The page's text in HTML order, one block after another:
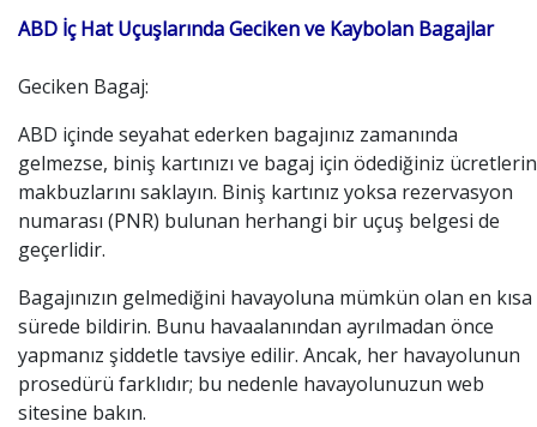
ABD İç Hat Uçuşlarında Geciken ve Kaybolan Bagajlar
Geciken Bagaj:
ABD içinde seyahat ederken bagajınız zamanında
gelmezse, biniş kartınızı ve bagaj için ödediğiniz ücretlerin
makbuzlarını saklayın. Biniş kartınız yoksa rezervasyon
numarası (PNR) bulunan herhangi bir uçuş belgesi de
geçerlidir.
Bagajınızın gelmediğini havayoluna mümkün olan en kısa
sürede bildirin. Bunu havaalanından ayrılmadan önce
yapmanız şiddetle tavsiye edilir. Ancak, her havayolunun
prosedürü farklıdır; bu nedenle havayolunuzun web
sitesine bakın.